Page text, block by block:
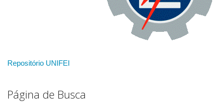
Repositório UNIFEI
Página de Busca